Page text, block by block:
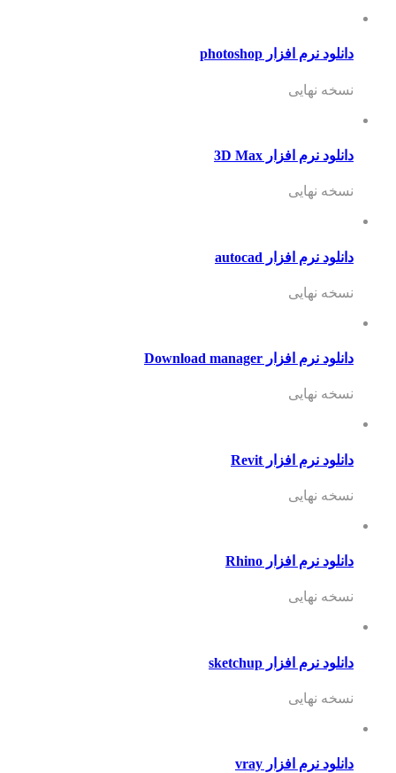
دانلود نرم افزار photoshop
نسخه نهایی
دانلود نرم افزار 3D Max
نسخه نهایی
دانلود نرم افزار autocad
نسخه نهایی
دانلود نرم افزار Download manager
نسخه نهایی
دانلود نرم افزار Revit
نسخه نهایی
دانلود نرم افزار Rhino
نسخه نهایی
دانلود نرم افزار sketchup
نسخه نهایی
دانلود نرم افزار vray